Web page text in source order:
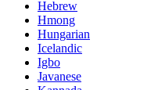
Hebrew
Hmong
Hungarian
Icelandic
Igbo
Javanese